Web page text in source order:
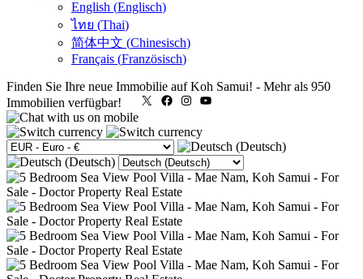
English (Englisch)
ไทย (Thai)
简体中文 (Chinesisch)
Français (Französisch)
Finden Sie Ihre neue Immobilie auf Koh Samui! - Mehr als 950
Immobilien verfügbar!
X FacebookInstagram